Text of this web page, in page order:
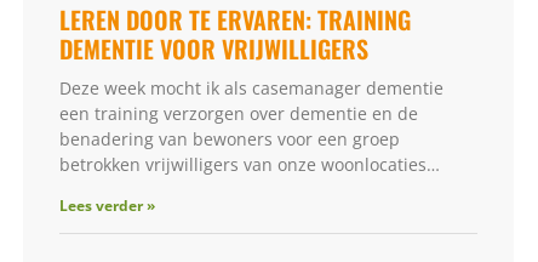
LEREN DOOR TE ERVAREN: TRAINING
DEMENTIE VOOR VRIJWILLIGERS
Deze week mocht ik als casemanager dementie
een training verzorgen over dementie en de
benadering van bewoners voor een groep
betrokken vrijwilligers van onze woonlocaties…
Lees verder »